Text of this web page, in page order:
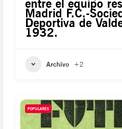
entre el equipo
Madrid F.C.-
Deportiva de
1932.
Archivo +2
POPULARES